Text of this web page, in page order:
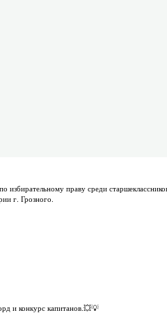
праву среди
г. Грозного.
и конкурс капитанов.💥💡